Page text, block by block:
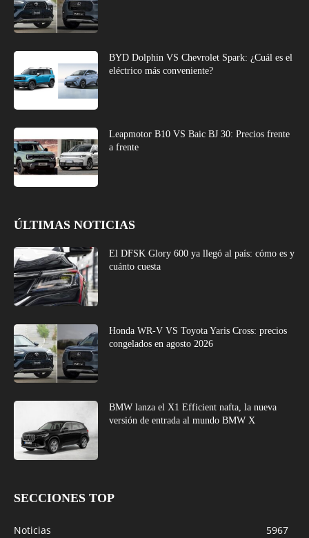
BYD Dolphin VS Chevrolet Spark: ¿Cuál es el
eléctrico más conveniente?
Leapmotor B10 VS Baic BJ 30: Precios frente
a frente
ÚLTIMAS NOTICIAS
El DFSK Glory 600 ya llegó al país: cómo es y
cuánto cuesta
Honda WR-V VS Toyota Yaris Cross: precios
congelados en agosto 2026
BMW lanza el X1 Efficient nafta, la nueva
versión de entrada al mundo BMW X
SECCIONES TOP
Noticias
5967